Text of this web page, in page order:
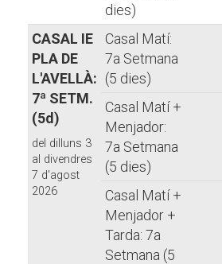
dies)
CASAL IE
PLA DE
L'AVELLÀ:
7ª SETM.
(5d)
del dilluns 3
al divendres
7 d'agost
2026
Casal Matí:
7a Setmana
(5 dies)
Casal Matí +
Menjador:
7a Setmana
(5 dies)
Casal Matí +
Menjador +
Tarda: 7a
Setmana (5